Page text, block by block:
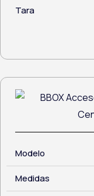
Tara
Modelo
Medidas